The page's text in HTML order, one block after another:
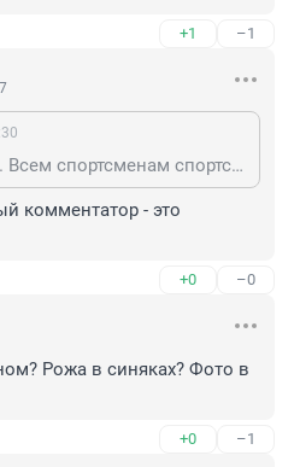
+1 –1
Это такой спортсмен. Всем спортсменам спортсмен)))
комментатор - это
+0 –0
Рожа в синяках? Фото в
+0 –1